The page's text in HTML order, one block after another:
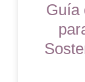
Guía